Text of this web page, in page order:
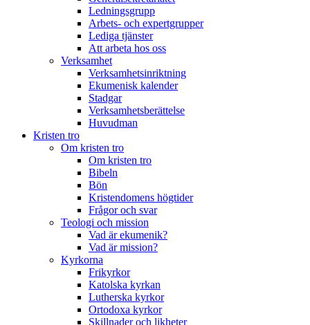
Ledningsgrupp
Arbets- och expertgrupper
Lediga tjänster
Att arbeta hos oss
Verksamhet
Verksamhetsinriktning
Ekumenisk kalender
Stadgar
Verksamhetsberättelse
Huvudman
Kristen tro
Om kristen tro
Om kristen tro
Bibeln
Bön
Kristendomens högtider
Frågor och svar
Teologi och mission
Vad är ekumenik?
Vad är mission?
Kyrkorna
Frikyrkor
Katolska kyrkan
Lutherska kyrkor
Ortodoxa kyrkor
Skillnader och likheter